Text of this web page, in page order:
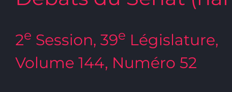
2e Session, 39e Législature,
Volume 144, Numéro 52